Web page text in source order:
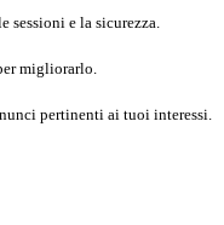
sessioni e la sicurezza.
migliorarlo.
pertinenti ai tuoi interessi.